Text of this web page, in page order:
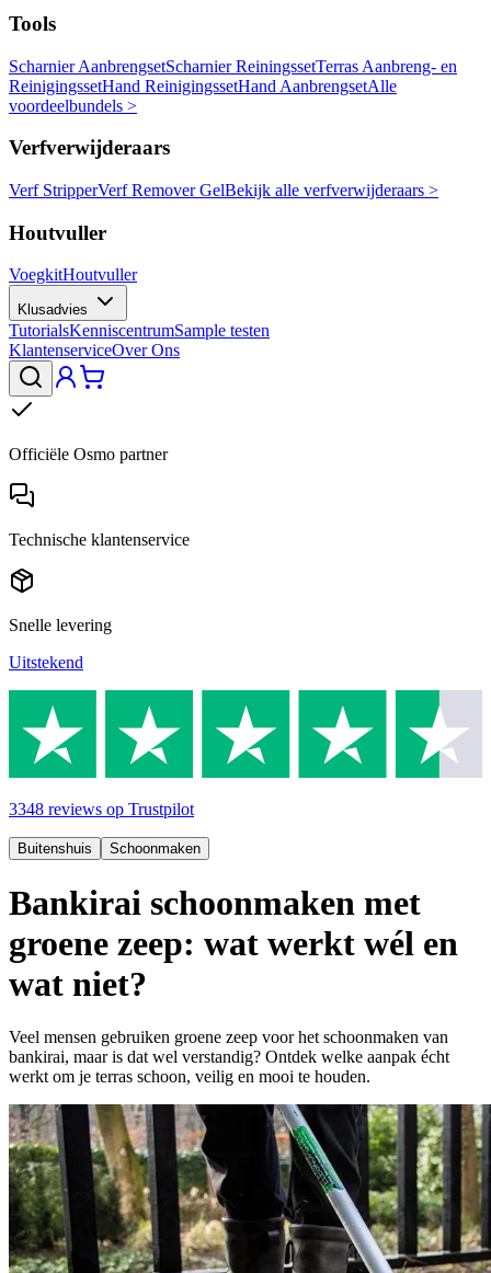
Tools
Scharnier AanbrengsetScharnier ReiningssetTerras Aanbreng- en
ReinigingssetHand ReinigingssetHand AanbrengsetAlle
voordeelbundels >
Verfverwijderaars
Verf StripperVerf Remover GelBekijk alle verfverwijderaars >
Houtvuller
VoegkitHoutvuller
Klusadvies
TutorialsKenniscentrumSample testen
KlantenserviceOver Ons
Officiële Osmo partner
Technische klantenservice
Snelle levering
Uitstekend
3348 reviews op Trustpilot
Buitenshuis Schoonmaken
Bankirai schoonmaken met
groene zeep: wat werkt wél en
wat niet?
Veel mensen gebruiken groene zeep voor het schoonmaken van
bankirai, maar is dat wel verstandig? Ontdek welke aanpak écht
werkt om je terras schoon, veilig en mooi te houden.